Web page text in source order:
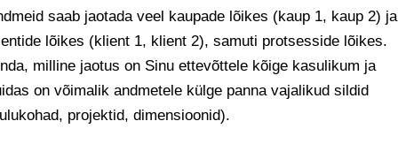
saab jaotada veel kaupade lõikes (kaup 1, kaup 2) ja
lõikes (klient 1, klient 2), samuti protsesside lõikes.
milline jaotus on Sinu ettevõttele kõige kasulikum ja
on võimalik andmetele külge panna vajalikud sildid
projektid, dimensioonid).